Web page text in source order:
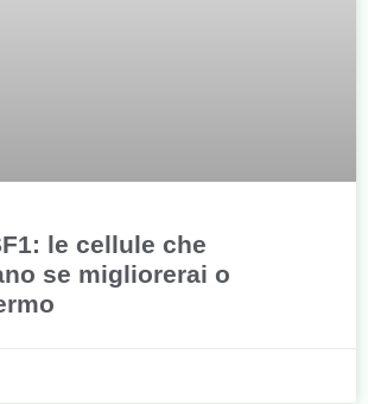
le cellule che
se migliorerai o